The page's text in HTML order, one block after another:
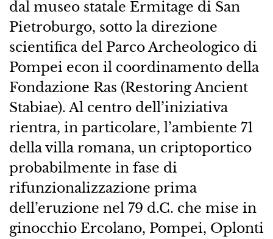
dal museo statale Ermitage di San
Pietroburgo, sotto la direzione
scientifica del Parco Archeologico di
Pompei econ il coordinamento della
Fondazione Ras (Restoring Ancient
Stabiae). Al centro dell’iniziativa
rientra, in particolare, l’ambiente 71
della villa romana, un criptoportico
probabilmente in fase di
rifunzionalizzazione prima
dell’eruzione nel 79 d.C. che mise in
ginocchio Ercolano, Pompei, Oplonti